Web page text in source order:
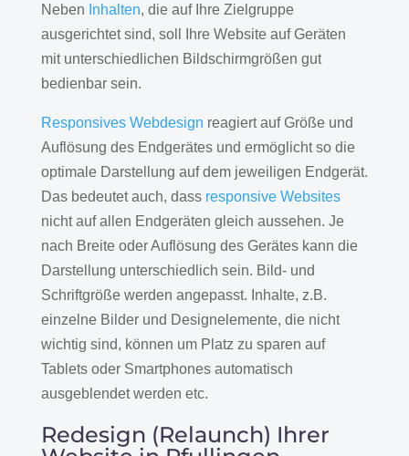
Neben Inhalten, die auf Ihre Zielgruppe
ausgerichtet sind, soll Ihre Website auf Geräten
mit unterschiedlichen Bildschirmgrößen gut
bedienbar sein.
Responsives Webdesign reagiert auf Größe und
Auflösung des Endgerätes und ermöglicht so die
optimale Darstellung auf dem jeweiligen Endgerät.
Das bedeutet auch, dass responsive Websites
nicht auf allen Endgeräten gleich aussehen. Je
nach Breite oder Auflösung des Gerätes kann die
Darstellung unterschiedlich sein. Bild- und
Schriftgröße werden angepasst. Inhalte, z.B.
einzelne Bilder und Designelemente, die nicht
wichtig sind, können um Platz zu sparen auf
Tablets oder Smartphones automatisch
ausgeblendet werden etc.
Redesign (Relaunch) Ihrer